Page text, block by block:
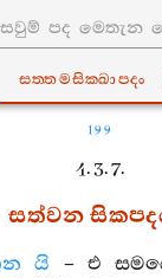
සත‍්තමසික‍්ඛාපදං
199
4. 3. 7.
සත්වන
යි – එ